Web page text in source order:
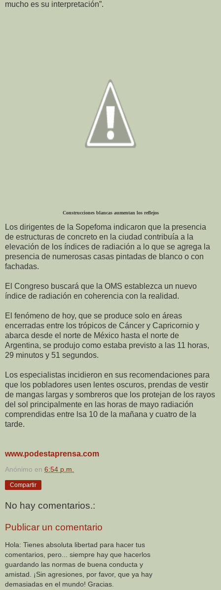
mucho es su interpretación”.
Construcciones blancas aumentan los reflejos
Los dirigentes de la Sopefoma indicaron que la presencia
de estructuras de concreto en la ciudad contribuía a la
elevación de los índices de radiación a lo que se agrega la
presencia de numerosas casas pintadas de blanco o con
fachadas.
El Congreso buscará que la OMS establezca un nuevo
índice de radiación en coherencia con la realidad.
El fenómeno de hoy, que se produce solo en áreas
encerradas entre los trópicos de Cáncer y Capricornio y
abarca desde el norte de México hasta el norte de
Argentina, se produjo como estaba previsto a las 11 horas,
29 minutos y 51 segundos.
Los especialistas incidieron en sus recomendaciones para
que los pobladores usen lentes oscuros, prendas de vestir
de mangas largas y sombreros que los protejan de los rayos
del sol principalmente en las horas de mayo radiación
comprendidas entre lsa 10 de la mañana y cuatro de la
tarde.
www.podestaprensa.com
Anónimo en 6:54 p.m.
Compartir
No hay comentarios.:
Publicar un comentario
Hola: Tienes absoluta libertad para hacer tus
comentarios, pero... siempre hay que hacerlos
guardando las normas de buena conducta y
amistad. ¡Sin agresiones, por favor, que ya hay
demasiadas en el mundo! Gracias.